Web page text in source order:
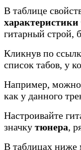
В таблице
характеристики
гитарный строй,
Кликнув по
список табов, у
Например, можно
как у данного
Настроивайте
значку тюнера,
В таблицах ниже